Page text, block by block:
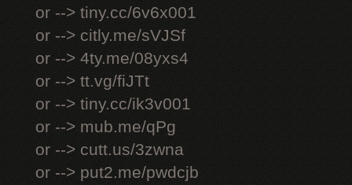
or --> tiny.cc/6v6x001
or --> citly.me/sVJSf
or --> 4ty.me/08yxs4
or --> tt.vg/fiJTt
or --> tiny.cc/ik3v001
or --> mub.me/qPg
or --> cutt.us/3zwna
or --> put2.me/pwdcjb